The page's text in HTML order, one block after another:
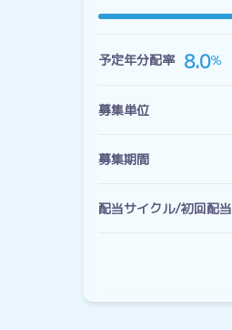
予定年分配率 8.0％
募集単位
募集期間
配当サイクル/初回配